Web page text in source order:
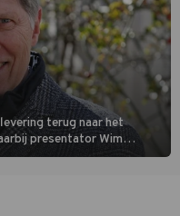
terug naar het
presentator Wim
de tijd aan de hand van